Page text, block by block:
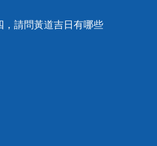
請問黃道吉日有哪些